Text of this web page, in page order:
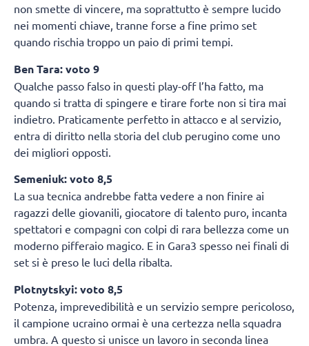
non smette di vincere, ma soprattutto è sempre lucido
nei momenti chiave, tranne forse a fine primo set
quando rischia troppo un paio di primi tempi.
Ben Tara: voto 9
Qualche passo falso in questi play-off l’ha fatto, ma
quando si tratta di spingere e tirare forte non si tira mai
indietro. Praticamente perfetto in attacco e al servizio,
entra di diritto nella storia del club perugino come uno
dei migliori opposti.
Semeniuk: voto 8,5
La sua tecnica andrebbe fatta vedere a non finire ai
ragazzi delle giovanili, giocatore di talento puro, incanta
spettatori e compagni con colpi di rara bellezza come un
moderno pifferaio magico. E in Gara3 spesso nei finali di
set si è preso le luci della ribalta.
Plotnytskyi: voto 8,5
Potenza, imprevedibilità e un servizio sempre pericoloso,
il campione ucraino ormai è una certezza nella squadra
umbra. A questo si unisce un lavoro in seconda linea